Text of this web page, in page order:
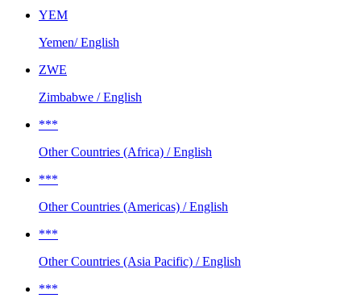
YEM
Yemen/ English
ZWE
Zimbabwe / English
***
Other Countries (Africa) / English
***
Other Countries (Americas) / English
***
Other Countries (Asia Pacific) / English
***